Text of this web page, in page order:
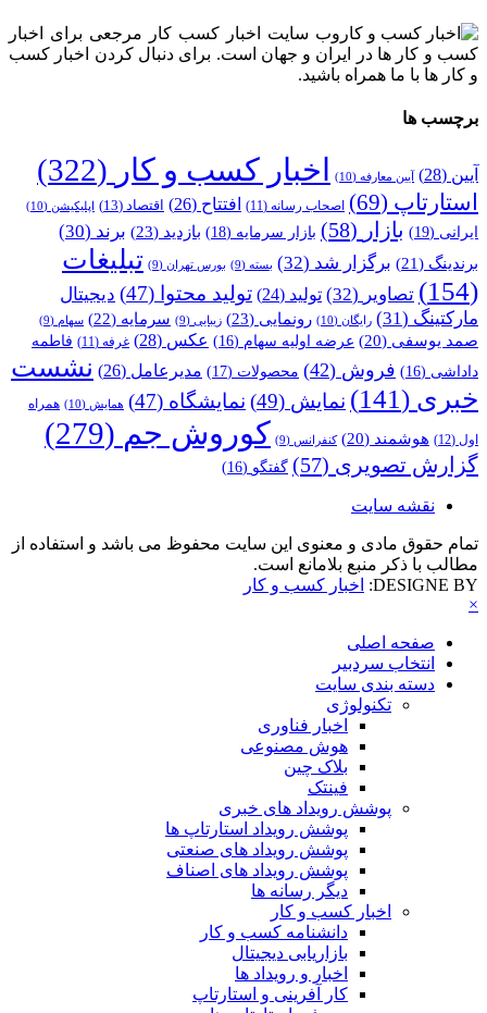
وب سایت اخبار کسب کار مرجعی برای اخبار
کسب و کار ها در ایران و جهان است. برای دنبال کردن اخبار کسب
و کار ها با ما همراه باشید.
برچسب ها
آیین (28) آیین معارفه (10) اخبار کسب و کار (322)
استارتاپ (69) اصحاب رسانه (11) افتتاح (26) اقتصاد (13) اپلیکیشن (10)
ایرانی (19) بازار (58) بازار سرمایه (18) بازدید (23) برند (30)
برندینگ (21) برگزار شد (32) بسته (9) بورس تهران (9)
تبلیغات
(154)
تصاویر (32) تولید (24) تولید محتوا (47)
دیجیتال
مارکتینگ (31) رایگان (10) رونمایی (23) زیبایی (9) سرمایه (22) سهام (9)
صمد یوسفی (20) عرضه اولیه سهام (16) عکس (28) غرفه (11)
فاطمه
داداشی (16) فروش (42) محصولات (17) مدیرعامل (26)
نشست
خبری (141) نمایش (49) نمایشگاه (47) همایش (10) همراه
اول (12) هوشمند (20) کنفرانس (9) کوروش جم (279)
گزارش تصویری (57) گفتگو (16)
نقشه سایت
تمام حقوق مادی و معنوی این سایت محفوظ می باشد و استفاده از
مطالب با ذکر منبع بلامانع است.
DESIGNE BY:
اخبار کسب و کار
×
صفحه اصلی
انتخاب سردبیر
دسته بندی سایت
تکنولوژی
اخبار فناوری
هوش مصنوعی
بلاک چین
فینتک
پوشش رویداد های خبری
پوشش رویداد استارتاپ ها
پوشش رویداد های صنعتی
پوشش رویداد های اصناف
دیگر رسانه ها
اخبار کسب و کار
دانشنامه کسب و کار
بازاریابی دیجیتال
اخبار و رویداد ها
کار آفرینی و استارتاپ